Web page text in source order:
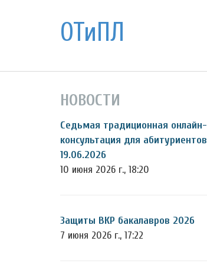
ОТиПЛ
НОВОСТИ
Седьмая традиционная онлайн-
консультация для абитуриентов
19.06.2026
10 июня 2026 г., 18:20
Защиты ВКР бакалавров 2026
7 июня 2026 г., 17:22